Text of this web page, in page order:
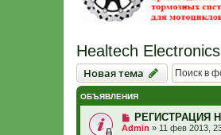
Healtech
Новая тема
Новаятема
ОБЪЯВЛЕНИЯ
РЕГИСТРАЦИЯ
Admin » 11 фев 2013,